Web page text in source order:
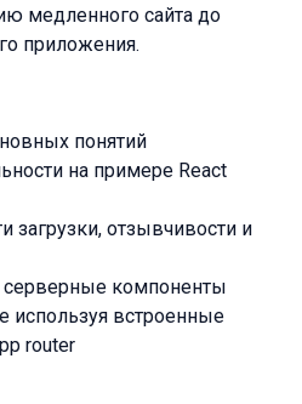
медленного сайта до
приложения.
понятий
на примере React
загрузки, отзывчивости и
серверные компоненты
используя встроенные
router